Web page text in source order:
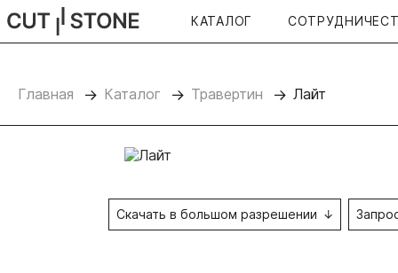
CUTSTONE КАТАЛОГ
Главная Каталог Травертин Лайт
Скачать в большом разрешении